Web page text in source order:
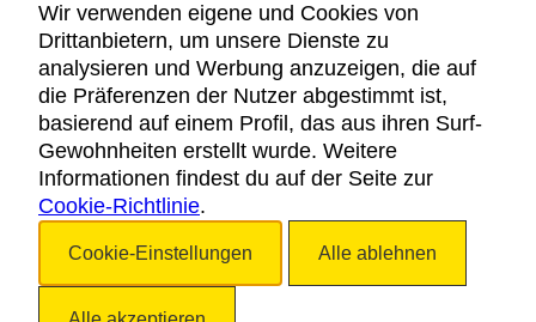
RECHTLICHER HINWEIS
DATENSCHUTZICHTLINIE
COOKIES
BARRIEREFREIHEIT
Wir verwenden eigene und Cookies von
Drittanbietern, um unsere Dienste zu
analysieren und Werbung anzuzeigen, die auf
die Präferenzen der Nutzer abgestimmt ist,
basierend auf einem Profil, das aus ihren Surf-
Gewohnheiten erstellt wurde. Weitere
Informationen findest du auf der Seite zur
Cookie-Richtlinie.
Cookie-Einstellungen Alle ablehnen